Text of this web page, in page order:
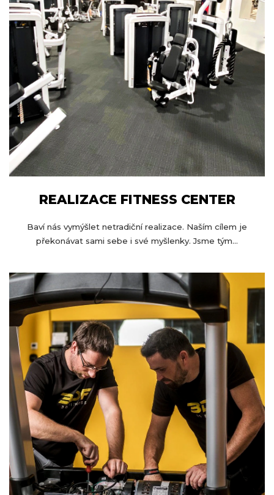
REALIZACE FITNESS CENTER
Baví nás vymýšlet netradiční realizace. Naším cílem je
překonávat sami sebe i své myšlenky. Jsme tým...